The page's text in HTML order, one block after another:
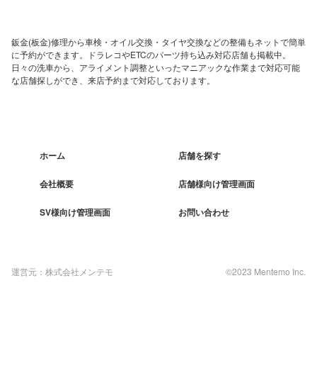
鈑金(板金)修理から車検・オイル交換・タイヤ交換などの整備もネットで簡単
に予約ができます。ドラレコやETCのパーツ持ち込み対応店舗も掲載中。
日々の洗車から、アライメント調整といったマニアックな作業まで対応可能
な店舗探しができ、来店予約まで対応しております。
ホーム 店舗を探す
会社概要 店舗様向け管理画面
SV様向け管理画面 お問い合わせ
運営元：株式会社メンテモ ©2023 Mentemo Inc.